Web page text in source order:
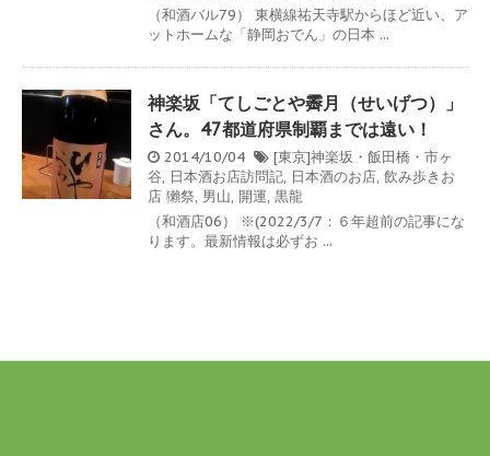
（和酒バル79） 東横線祐天寺駅からほど近い、ア
ットホームな「静岡おでん」の日本 ...
神楽坂「てしごとや霽月（せいげつ）」
さん。47都道府県制覇までは遠い！
2014/10/04
[東京]神楽坂・飯田橋・市ヶ
谷, 日本酒お店訪問記, 日本酒のお店, 飲み歩きお
店 獺祭, 男山, 開運, 黒龍
（和酒店06） ※(2022/3/7：６年超前の記事にな
ります。最新情報は必ずお ...